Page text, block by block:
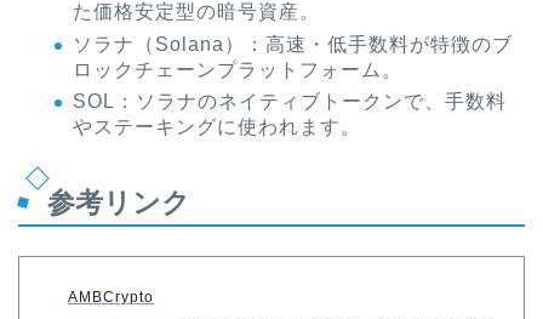
た価格安定型の暗号資産。
ソラナ（Solana）：高速・低手数料が特徴のブ
ロックチェーンプラットフォーム。
SOL：ソラナのネイティブトークンで、手数料
やステーキングに使われます。
参考リンク
AMBCrypto